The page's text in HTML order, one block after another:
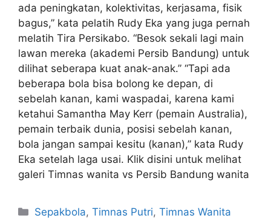
ada peningkatan, kolektivitas, kerjasama, fisik
bagus,” kata pelatih Rudy Eka yang juga pernah
melatih Tira Persikabo. “Besok sekali lagi main
lawan mereka (akademi Persib Bandung) untuk
dilihat seberapa kuat anak-anak.” “Tapi ada
beberapa bola bisa bolong ke depan, di
sebelah kanan, kami waspadai, karena kami
ketahui Samantha May Kerr (pemain Australia),
pemain terbaik dunia, posisi sebelah kanan,
bola jangan sampai kesitu (kanan),” kata Rudy
Eka setelah laga usai. Klik disini untuk melihat
galeri Timnas wanita vs Persib Bandung wanita
Sepakbola,Timnas Putri,Timnas Wanita